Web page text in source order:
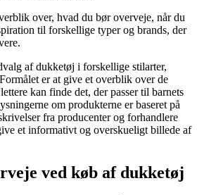
over, hvad du bør overveje, når du
til forskellige typer og brands, der
af dukketøj i forskellige stilarter,
er at give et overblik over de
kan finde det, der passer til barnets
om produkterne er baseret på
fra producenter og forhandlere
et informativt og overskueligt billede af
ved køb af dukketøj